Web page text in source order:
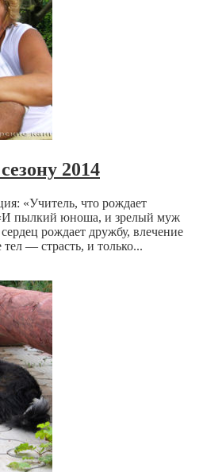
2014
«Учитель, что рождает
пылкий юноша, и зрелый муж
рождает дружбу, влечение
— страсть, и только...